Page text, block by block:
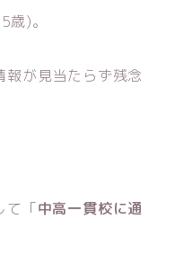
)。
が見当たらず残念
て「中高一貫校に通